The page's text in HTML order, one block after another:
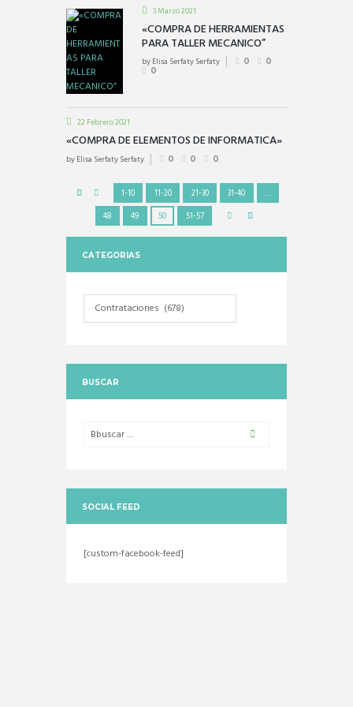
3 Marzo 2021
«COMPRA DE HERRAMIENTAS
PARA TALLER MECANICO”
byElisa Serfaty Serfaty 0
0
0
22 Febrero 2021
«COMPRA DE ELEMENTOS DE INFORMATICA»
byElisa Serfaty Serfaty 0 0 0
1-10 11-20 21-30 31-40
…
48
49 50 51-57
CATEGORIAS
Categorias
BUSCAR
SOCIAL FEED
[custom-facebook-feed]